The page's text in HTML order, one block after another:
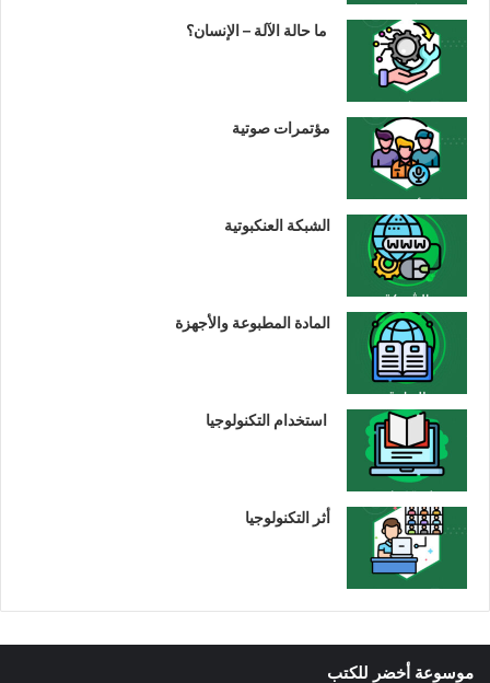
ما حالة الآلة – الإنسان؟
مؤتمرات صوتية
الشبكة العنكبوتية
المادة المطبوعة والأجهزة
استخدام التكنولوجيا
أثر التكنولوجيا
موسوعة أخضر للكتب